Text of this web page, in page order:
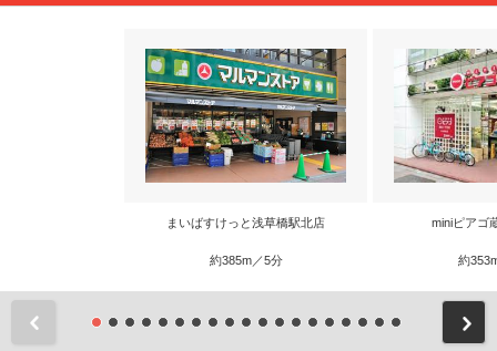
まいばすけっと浅草橋駅北店
約385m／5分
miniピアゴ
約